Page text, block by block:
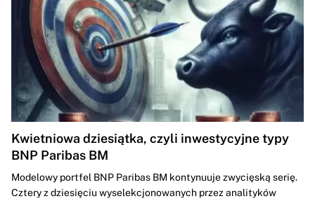
Kwietniowa dziesiątka, czyli inwestycyjne typy
BNP Paribas BM
Modelowy portfel BNP Paribas BM kontynuuje zwycięską serię.
Cztery z dziesięciu wyselekcjonowanych przez analityków